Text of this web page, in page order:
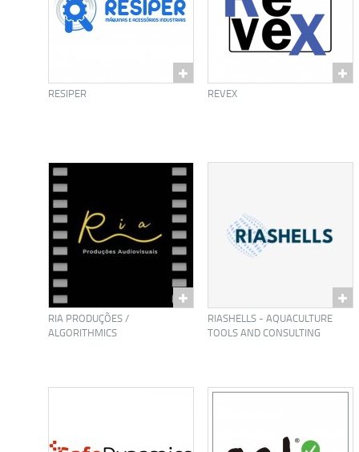
RESIPER REVEX
RIA PRODUÇÕES /
ALGORITHMICS
RIASHELLS - AQUACULTURE
TOOLS AND CONSULTING